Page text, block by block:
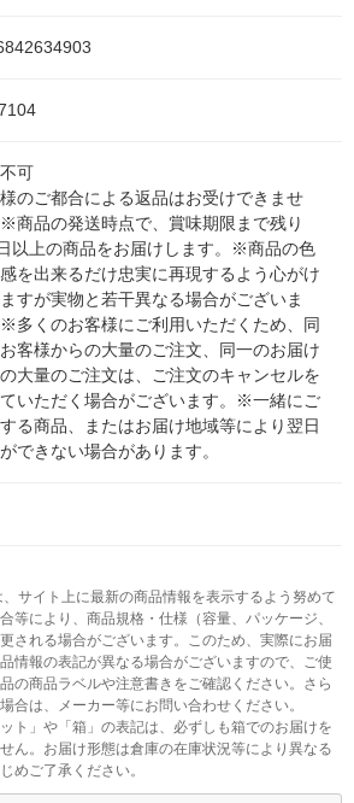
可
のご都合による返品はお受けできませ
商品の発送時点で、賞味期限まで残り
以上の商品をお届けします。※商品の色
を出来るだけ忠実に再現するよう心がけ
すが実物と若干異なる場合がございま
多くのお客様にご利用いただくため、同
客様からの大量のご注文、同一のお届け
大量のご注文は、ご注文のキャンセルを
いただく場合がございます。※一緒にご
る商品、またはお届け地域等により翌日
できない場合があります。
サイト上に最新の商品情報を表示するよう努めて
等により、商品規格・仕様（容量、パッケージ、
される場合がございます。このため、実際にお届
情報の表記が異なる場合がございますので、ご使
の商品ラベルや注意書きをご確認ください。さら
合は、メーカー等にお問い合わせください。
ト」や「箱」の表記は、必ずしも箱でのお届けを
ん。お届け形態は倉庫の在庫状況等により異なる
めご了承ください。